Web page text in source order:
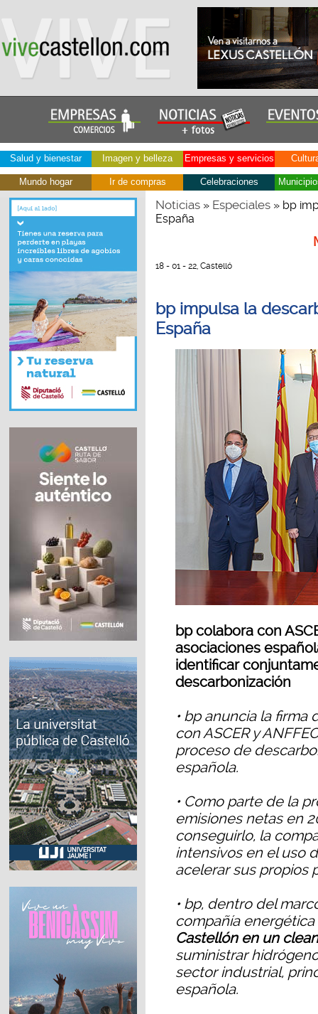
Salud y bienestar Imagen y belleza Empresas y servicios
Mundo hogar Ir de compras Celebraciones
Noticias» Especiales» bp
España
18 - 01 - 22, Castelló
bp impulsa la
España
bp colabora con
asociaciones
identificar
descarbonización
• bp anuncia la
con ASCER y
proceso de
española.
• Como parte de la
emisiones netas en
conseguirlo, la
intensivos en el uso
acelerar sus propios
• bp, dentro del
compañía
Castellón en un
suministrar
sector industrial,
española.